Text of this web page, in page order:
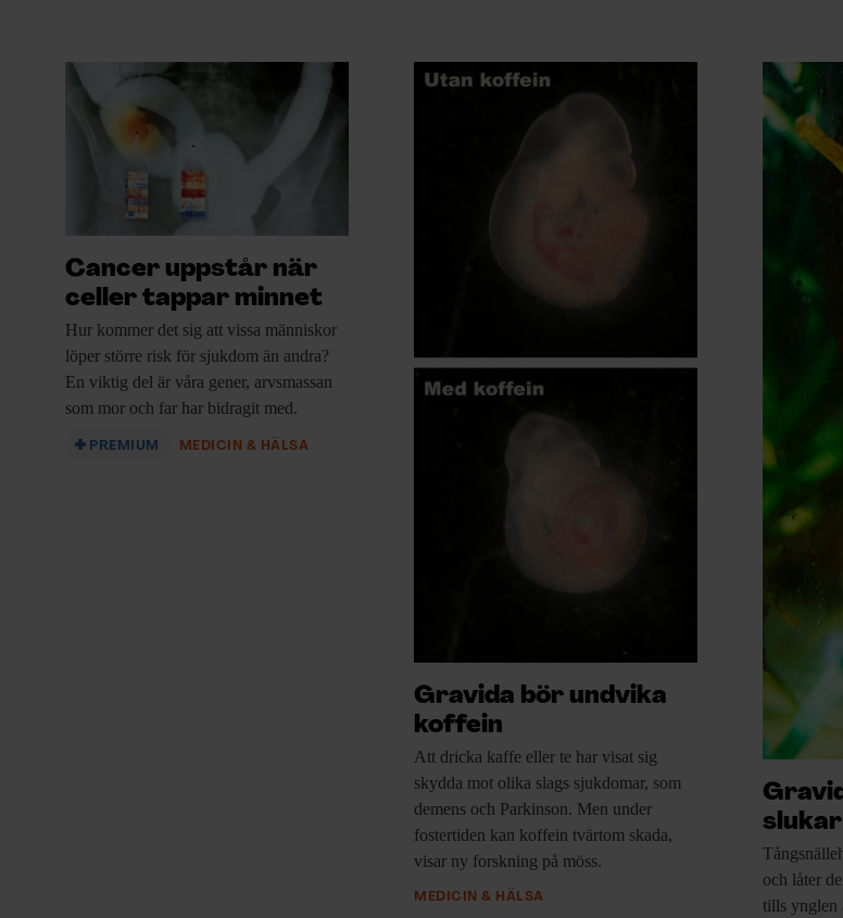
Cancer uppstår när
celler tappar minnet
Hur kommer det sig att vissa människor
löper större risk för sjukdom än andra?
En viktig del är våra gener, arvsmassan
som mor och far har bidragit med.
PREMIUM MEDICIN & HÄLSA
Gravida bör undvika
koffein
Att dricka kaffe eller te har visat sig
skydda mot olika slags sjukdomar, som
demens och Parkinson. Men under
fostertiden kan koffein tvärtom skada,
visar ny forskning på möss.
MEDICIN & HÄLSA
och låter
tills ynglen